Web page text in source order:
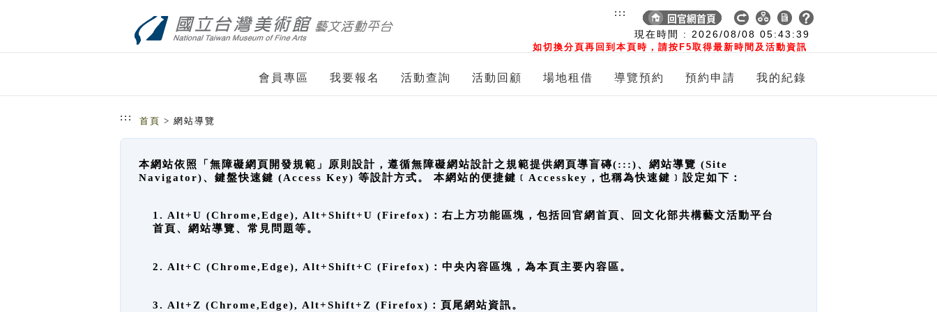
現在時間 : 2026/08/08 05:43:39
如切換分頁再回到本頁時，請按F5取得最新時間及活動資訊
:::
會員專區 我要報名 活動查詢 活動回顧 場地租借 導覽預約 預約申請 我的紀錄
::: 首頁 > 網站導覽
本網站依照「無障礙網頁開發規範」原則設計，遵循無障礙網站設計之規範提供網頁導盲磚(:::)、網站導覽 (Site
Navigator)、鍵盤快速鍵 (Access Key) 等設計方式。 本網站的便捷鍵﹝Accesskey，也稱為快速鍵﹞設定如下：
1. Alt+U (Chrome,Edge), Alt+Shift+U (Firefox)：右上方功能區塊，包括回官網首頁、回文化部共構藝文活動平台
首頁、網站導覽、常見問題等。
2. Alt+C (Chrome,Edge), Alt+Shift+C (Firefox)：中央內容區塊，為本頁主要內容區。
3. Alt+Z (Chrome,Edge), Alt+Shift+Z (Firefox)：頁尾網站資訊。